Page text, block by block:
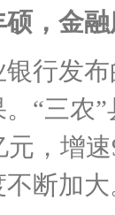
金融
发布
“三农
元，增
断加大